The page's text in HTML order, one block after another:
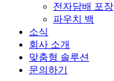
전자담배 포장
파우치 백
소식
회사 소개
맞춤형 솔루션
문의하기